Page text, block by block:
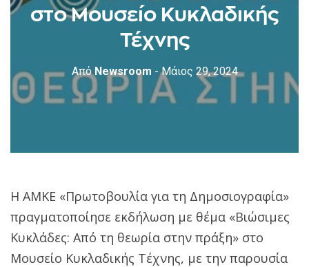
στο Μουσείο Κυκλαδικής
Τέχνης
ΑπόNewsroom - Μάιος 29, 2024
Η ΑΜΚΕ «Πρωτοβουλία για τη Δημοσιογραφία»
πραγματοποίησε εκδήλωση με θέμα «Βιώσιμες
Κυκλάδες: Από τη θεωρία στην πράξη» στο
Μουσείο Κυκλαδικής Τέχνης, με την παρουσία